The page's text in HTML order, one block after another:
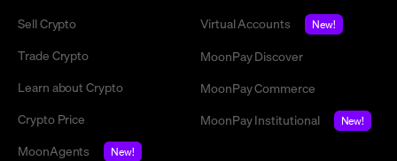
Sell Crypto
Trade Crypto
Learn about Crypto
Crypto Price
MoonAgents
New!
Virtual Accounts
New!
MoonPay Discover
MoonPay Commerce
MoonPay Institutional
New!